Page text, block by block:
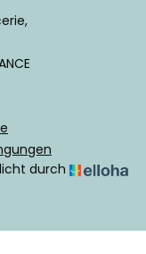
durch